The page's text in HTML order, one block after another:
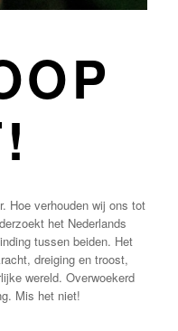
Hoe verhouden wij ons tot
het Nederlands
tussen beiden. Het
dreiging en troost,
wereld. Overwoekerd
Mis het niet!